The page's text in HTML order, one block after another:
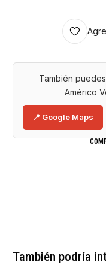
También
Américo
📍 Google Maps
También podría